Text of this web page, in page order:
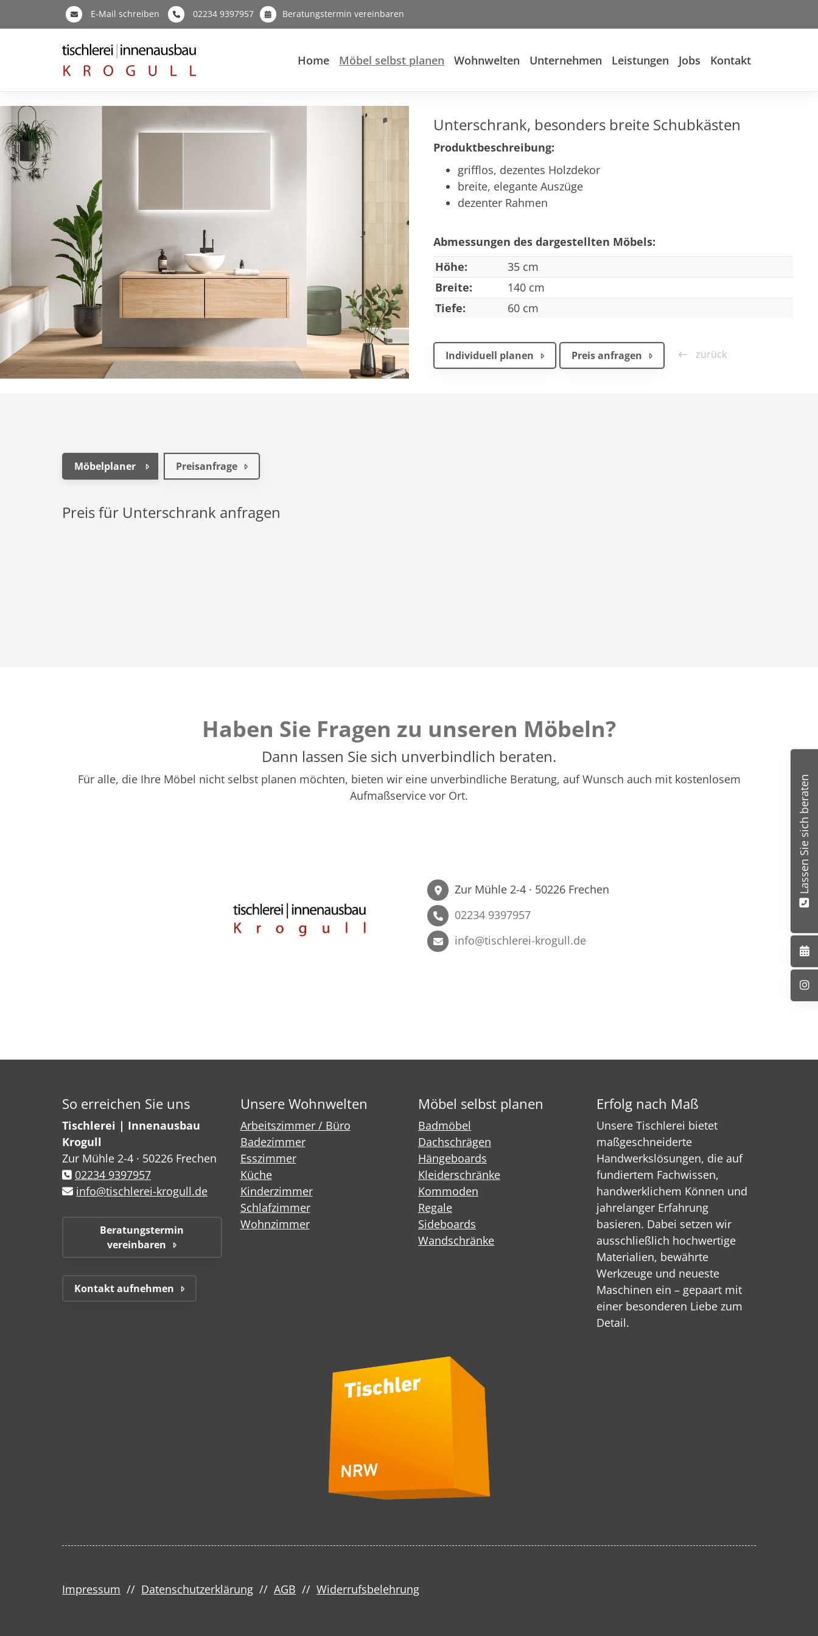
E-Mail schreiben 02234 9397957 Beratungstermin vereinbaren
Home Möbel selbst planen Wohnwelten Unternehmen Leistungen Jobs Kontakt
Unterschrank, besonders breite Schubkästen
Produktbeschreibung:
grifflos, dezentes Holzdekor
breite, elegante Auszüge
dezenter Rahmen
Abmessungen des dargestellten Möbels:
Höhe:
35 cm
Breite:
140 cm
Tiefe:
60 cm
Individuell planen Preis anfragen zurück
Möbelplaner Preisanfrage
Preis für Unterschrank anfragen
Haben Sie Fragen zu unseren Möbeln?
Dann lassen Sie sich unverbindlich beraten.
Für alle, die Ihre Möbel nicht selbst planen möchten, bieten wir eine unverbindliche Beratung, auf Wunsch auch mit kostenlosem
Aufmaßservice vor Ort.
Zur Mühle 2-4 · 50226 Frechen
02234 9397957
info@tischlerei-krogull.de
So erreichen Sie uns
Tischlerei | Innenausbau
Krogull
Zur Mühle 2-4 · 50226 Frechen
02234 9397957
info@tischlerei-krogull.de
Beratungstermin
vereinbaren
Kontakt aufnehmen
Unsere Wohnwelten
Arbeitszimmer / Büro
Badezimmer
Esszimmer
Küche
Kinderzimmer
Schlafzimmer
Wohnzimmer
Möbel selbst planen
Badmöbel
Dachschrägen
Hängeboards
Kleiderschränke
Kommoden
Regale
Sideboards
Wandschränke
Erfolg nach Maß
Unsere Tischlerei bietet
maßgeschneiderte
Handwerkslösungen, die auf
fundiertem Fachwissen,
handwerklichem Können und
jahrelanger Erfahrung
basieren. Dabei setzen wir
ausschließlich hochwertige
Materialien, bewährte
Werkzeuge und neueste
Maschinen ein – gepaart mit
einer besonderen Liebe zum
Detail.
Impressum // Datenschutzerklärung // AGB // Widerrufsbelehrung
Lassen Sie sich beraten